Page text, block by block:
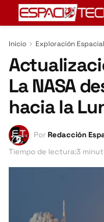
Inicio Exploración Espacial
La NASA
hacia la
PorRedacción
Tiempo de lectura:3